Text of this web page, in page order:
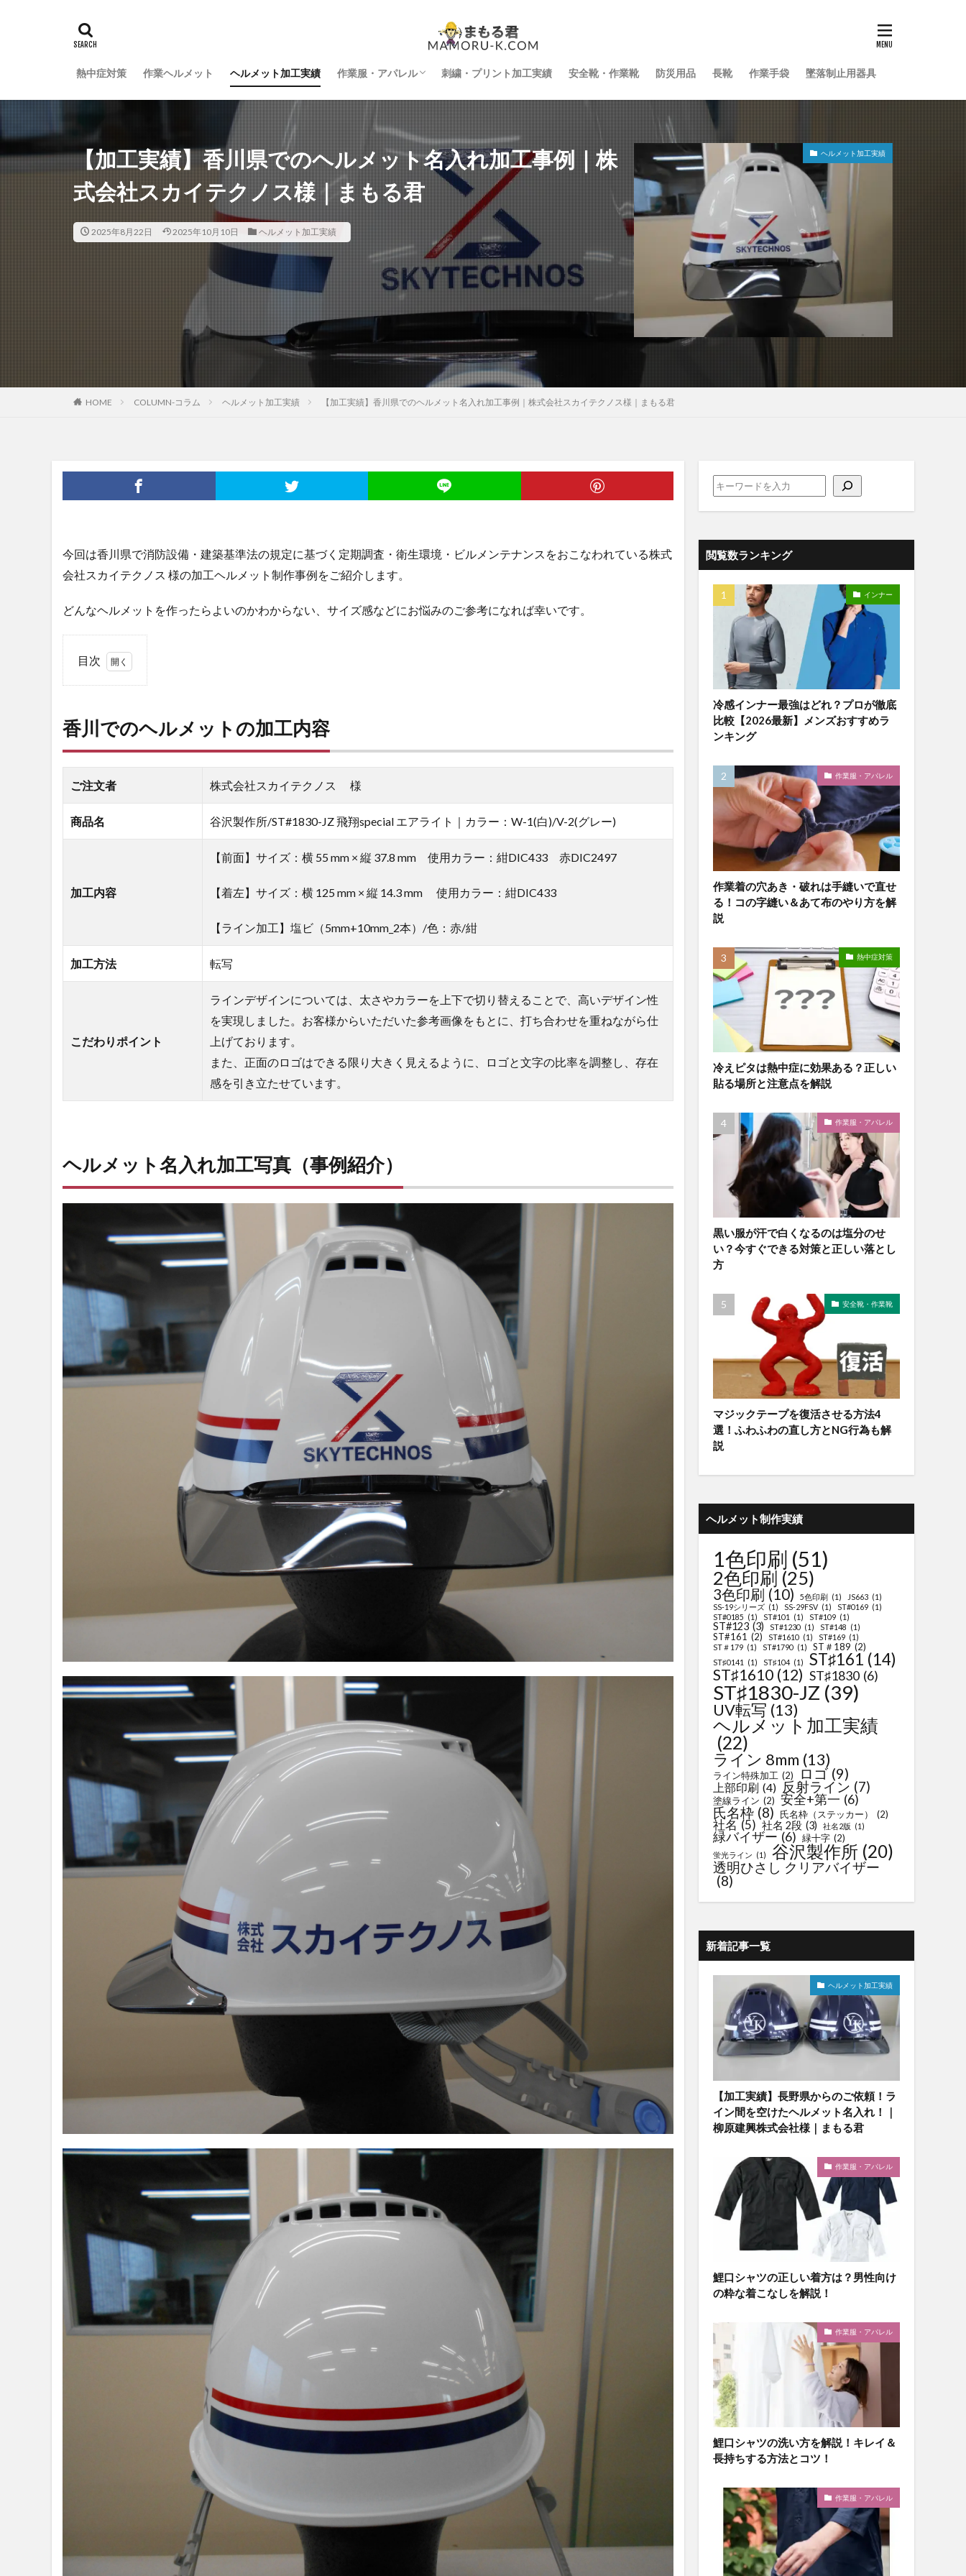
熱中症対策 作業ヘルメット ヘルメット加工実績 作業服・アパレル
インナー
空調服
防寒着
刺繍・プリント加工
刺繍・プリント加工実績 安全靴・作業靴 防災用品 長靴 作業手袋 墜落制止用器具
【加工実績】香川県でのヘルメット名入れ加工事例｜株
式会社スカイテクノス様｜まもる君
2025年8月22日 2025年10月10日 ヘルメット加工実績
ヘルメット加工実績
HOME COLUMN-コラム ヘルメット加工実績 【加工実績】香川県でのヘルメット名入れ加工事例｜株式会社スカイテクノス様｜まもる君
今回は香川県で消防設備・建築基準法の規定に基づく定期調査・衛生環境・ビルメンテナンスをおこなわれている株式
会社スカイテクノス 様の加工ヘルメット制作事例をご紹介します。
どんなヘルメットを作ったらよいのかわからない、サイズ感などにお悩みのご参考になれば幸いです。
目次
で
メ
ッ
ト
容
ト名
入れ
例紹
ー
ダ
ー
加工
料金
安・
参考
ル
ト
の
ご
6
ト
名
談は
香川でのヘルメットの加工内容
ご注文者 株式会社スカイテクノス 様
商品名 谷沢製作所/ST#1830-JZ 飛翔special エアライト｜カラー：W-1(白)/V-2(グレー)
加工内容
【前面】サイズ：横 55 mm × 縦 37.8 mm 使用カラー：紺DIC433 赤DIC2497
【着左】サイズ：横 125 mm × 縦 14.3 mm 使用カラー：紺DIC433
【ライン加工】塩ビ（5mm+10mm_2本）/色：赤/紺
加工方法 転写
こだわりポイント
ラインデザインについては、太さやカラーを上下で切り替えることで、高いデザイン性
を実現しました。お客様からいただいた参考画像をもとに、打ち合わせを重ねながら仕
上げております。
また、正面のロゴはできる限り大きく見えるように、ロゴと文字の比率を調整し、存在
感を引き立たせています。
ヘルメット名入れ加工写真（事例紹介）
閲覧数ランキング
インナー
冷感インナー最強はどれ？プロが徹底
比較【2026最新】メンズおすすめラ
ンキング
作業服・アパレル
作業着の穴あき・破れは手縫いで直せ
る！コの字縫い＆あて布のやり方を解
説
熱中症対策
冷えピタは熱中症に効果ある？正しい
貼る場所と注意点を解説
作業服・アパレル
黒い服が汗で白くなるのは塩分のせ
い？今すぐできる対策と正しい落とし
方
安全靴・作業靴
マジックテープを復活させる方法4
選！ふわふわの直し方とNG行為も解
説
ヘルメット制作実績
1色印刷 (51)
2色印刷 (25)
3色印刷 (10) 5色印刷 (1) JS663 (1)
SS-19シリーズ (1) SS-29FSV (1) ST#0169 (1)
ST#0185 (1) ST#101 (1) ST#109 (1)
ST#123 (3) ST#1230 (1) ST#148 (1)
ST#161 (2) ST#1610 (1) ST#169 (1)
ST＃179 (1) ST#1790 (1) ST＃189 (2)
ST♯0141 (1) ST♯104 (1) ST♯161 (14)
ST♯1610 (12) ST♯1830 (6)
ST♯1830-JZ (39)
UV転写 (13)
ヘルメット加工実績
(22)
ライン 8mm (13)
ライン特殊加工 (2) ロゴ (9)
上部印刷 (4) 反射ライン (7)
塗線ライン (2) 安全+第一 (6)
氏名枠 (8) 氏名枠（ステッカー） (2)
社名 (5) 社名 2段 (3) 社名2版 (1)
緑バイザー (6) 緑十字 (2)
蛍光ライン (1) 谷沢製作所 (20)
透明ひさし クリアバイザー
(8)
新着記事一覧
ヘルメット加工実績
【加工実績】長野県からのご依頼！ラ
イン間を空けたヘルメット名入れ！｜
柳原建興株式会社様｜まもる君
作業服・アパレル
鯉口シャツの正しい着方は？男性向け
の粋な着こなしを解説！
作業服・アパレル
鯉口シャツの洗い方を解説！キレイ＆
長持ちする方法とコツ！
作業服・アパレル